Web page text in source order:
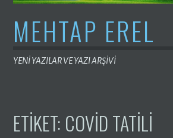
MEHTAP EREL
YENİ YAZILAR VE YAZI ARŞİVİ
ETIKET: COVID TATILI